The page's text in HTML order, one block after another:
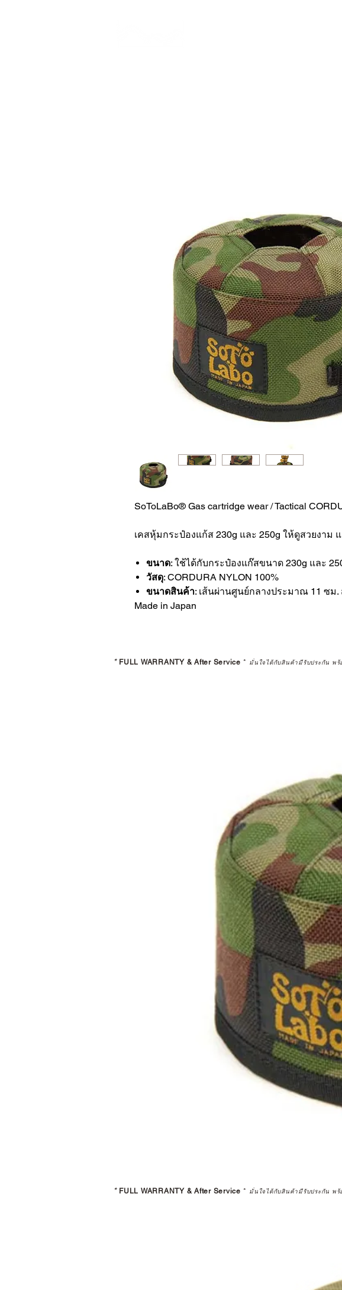
SoToLaBo® Gas cartridge wear / Tactical
เคสหุ้มกระป๋องแก้ส 230g และ 250g ให้ดูสวยงาม
ขนาด: ใช้ได้กับกระป๋องแก๊สขนาด 230g และ
วัสดุ: CORDURA NYLON 100%
ขนาดสินค้า: เส้นผ่านศูนย์กลางประมาณ 11 ซม
Made in Japan
* FULL WARRANTY & After Service * มั่นใจได้กับสินค้ามีรับประกัน พร้
* FULL WARRANTY & After Service * มั่นใจได้กับสินค้ามีรับประกัน พร้